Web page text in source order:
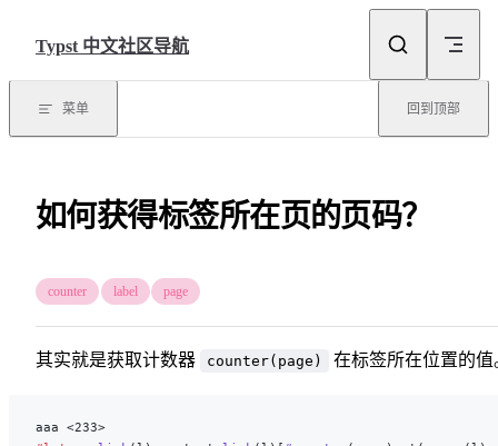
Typst 中文社区导航
菜单 回到顶部
如何获得标签所在页的页码？
counter label page
其实就是获取计数器 counter(page) 在标签所在位置的值
aaa <233>